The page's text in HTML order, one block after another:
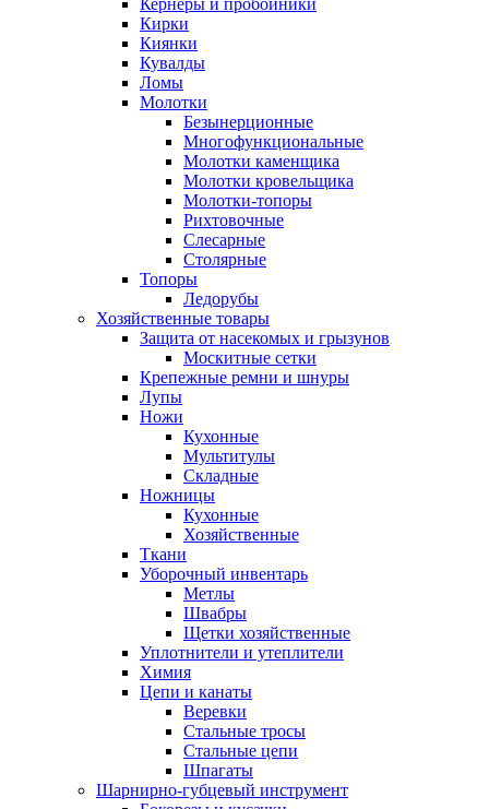
Кернеры и пробойники
Кирки
Киянки
Кувалды
Ломы
Молотки
Безынерционные
Многофункциональные
Молотки каменщика
Молотки кровельщика
Молотки-топоры
Рихтовочные
Слесарные
Столярные
Топоры
Ледорубы
Хозяйственные товары
Защита от насекомых и грызунов
Москитные сетки
Крепежные ремни и шнуры
Лупы
Ножи
Кухонные
Мультитулы
Складные
Ножницы
Кухонные
Хозяйственные
Ткани
Уборочный инвентарь
Метлы
Швабры
Щетки хозяйственные
Уплотнители и утеплители
Химия
Цепи и канаты
Веревки
Стальные тросы
Стальные цепи
Шпагаты
Шарнирно-губцевый инструмент